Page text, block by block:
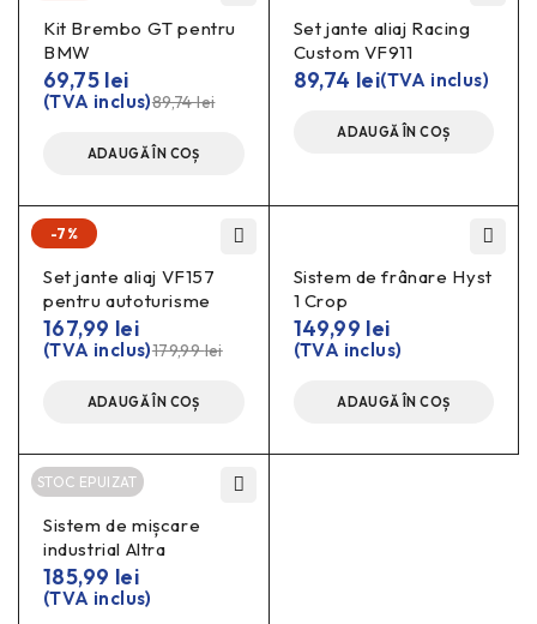
Kit Brembo GT pentru
BMW
89,74lei
69,75 lei
(TVA inclus)
ADAUGĂ ÎN COȘ
Set jante aliaj Racing
Custom VF911
89,74 lei(TVA inclus)
ADAUGĂ ÎN COȘ
-7%
Set jante aliaj VF157
pentru autoturisme
179,99lei
167,99 lei
(TVA inclus)
ADAUGĂ ÎN COȘ
Sistem de frânare Hyst
1 Crop
149,99 lei
(TVA inclus)
ADAUGĂ ÎN COȘ
STOC EPUIZAT
Sistem de mișcare
industrial Altra
185,99 lei
(TVA inclus)